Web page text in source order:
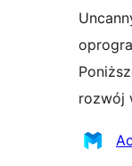
rozwój